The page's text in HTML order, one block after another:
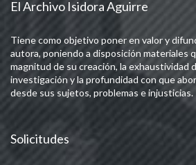
El Archivo Isidora Aguirre
Tiene como objetivo poner en valor y
autora, poniendo a disposición materiales
magnitud de su creación, la exhaustividad
investigación y la profundidad con que
desde sus sujetos, problemas e injusticias.
Solicitudes